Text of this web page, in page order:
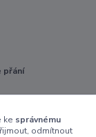
přání
ke správnému
odmítnout